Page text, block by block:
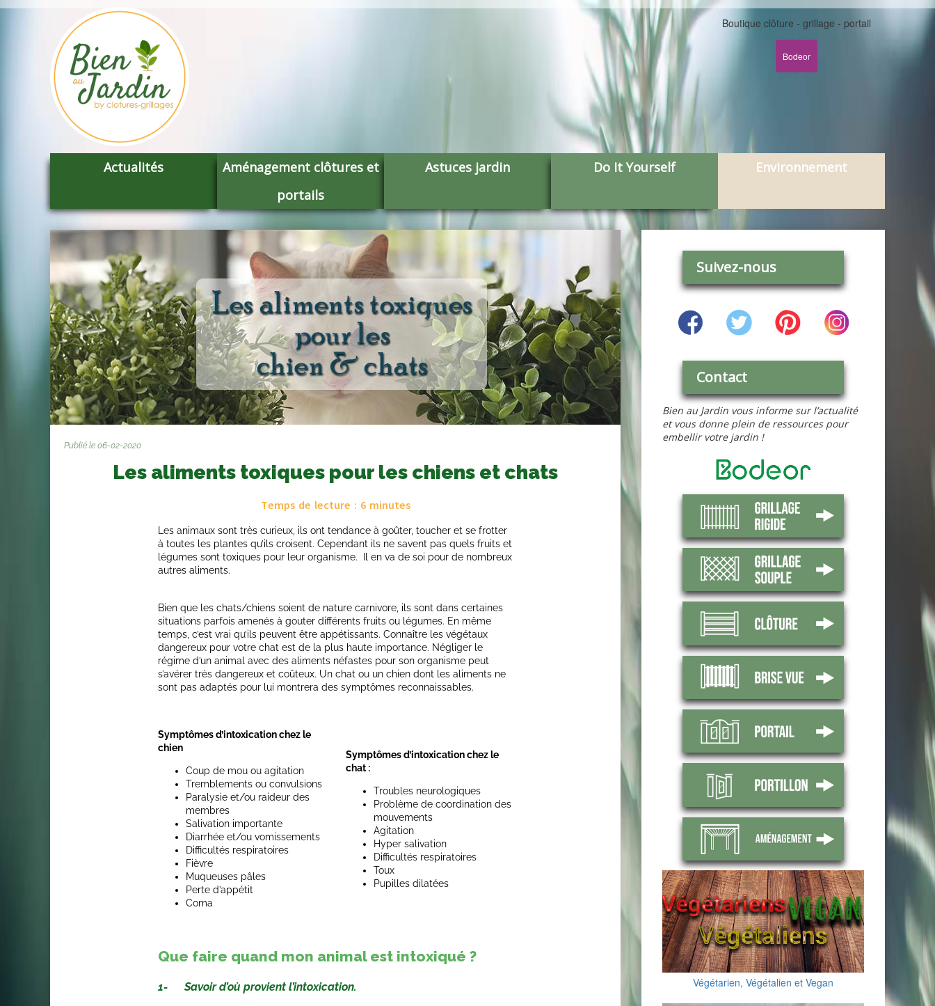
Boutique clôture - grillage - portail
Bodeor
Actualités
Aménagement clôtures et
portails
Astuces jardin Do It Yourself Environnement
Publié le 06-02-2020
Les aliments toxiques pour les chiens et chats
Temps de lecture : 6minutes
Les animaux sont très curieux, ils ont tendance à goûter, toucher et se frotter
à toutes les plantes qu’ils croisent. Cependant ils ne savent pas quels fruits et
légumes sont toxiques pour leur organisme. Il en va de soi pour de nombreux
autres aliments.
Bien que les chats/chiens soient de nature carnivore, ils sont dans certaines
situations parfois amenés à gouter différents fruits ou légumes. En même
temps, c’est vrai qu’ils peuvent être appétissants. Connaître les végétaux
dangereux pour votre chat est de la plus haute importance. Négliger le
régime d’un animal avec des aliments néfastes pour son organisme peut
s’avérer très dangereux et coûteux. Un chat ou un chien dont les aliments ne
sont pas adaptés pour lui montrera des symptômes reconnaissables.
Symptômes d’intoxication chez le
chien
Coup de mou ou agitation
Tremblements ou convulsions
Paralysie et/ou raideur des
membres
Salivation importante
Diarrhée et/ou vomissements
Difficultés respiratoires
Fièvre
Muqueuses pâles
Perte d’appétit
Coma
Symptômes d’intoxication chez le
chat :
Troubles neurologiques
Problème de coordination des
mouvements
Agitation
Hyper salivation
Difficultés respiratoires
Toux
Pupilles dilatées
Que faire quand mon animal est intoxiqué ?
1- Savoir d’où provient l’intoxication.
Suivez-nous
Contact
Bien au Jardin vous informe sur l’actualité
et vous donne plein de ressources pour
embellir votre jardin !
Végétarien, Végétalien et Vegan